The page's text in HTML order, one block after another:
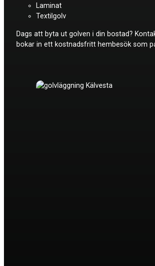
Laminat
Textilgolv
Dags att byta ut golven i din bostad?
bokar in ett kostnadsfritt hembesök som